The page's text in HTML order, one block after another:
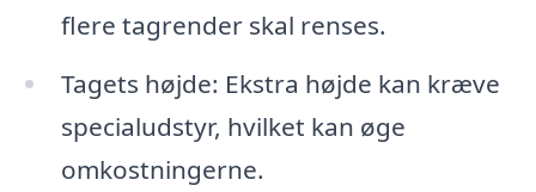
flere tagrender skal renses.
Tagets højde: Ekstra højde kan kræve
specialudstyr, hvilket kan øge
omkostningerne.